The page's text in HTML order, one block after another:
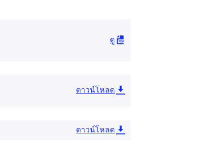
ดู
ดาวน์โหลด
ดาวน์โหลด